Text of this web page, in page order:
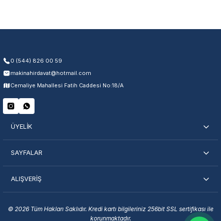
Servisi Nasıl Bulurum?
0 (544) 826 00 59
makinahirdavat@hotmail.com
Cemaliye Mahallesi Fatih Caddesi No:18/A
ÜYELİK
SAYFALAR
ALIŞVERİŞ
© 2026 Tüm Hakları Saklıdır. Kredi kartı bilgileriniz 256bit SSL sertifikası ile
korunmaktadır.